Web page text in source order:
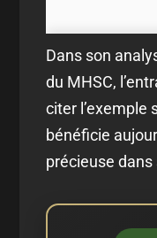
Dans son
du MHSC,
citer l’exemple
bénéficie
précieuse